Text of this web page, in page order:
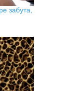
забута,